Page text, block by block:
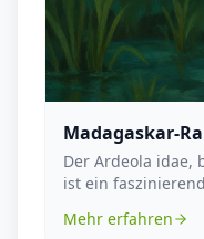
Madagaskar-
Der Ardeola idae,
ist ein
Mehr erfahren